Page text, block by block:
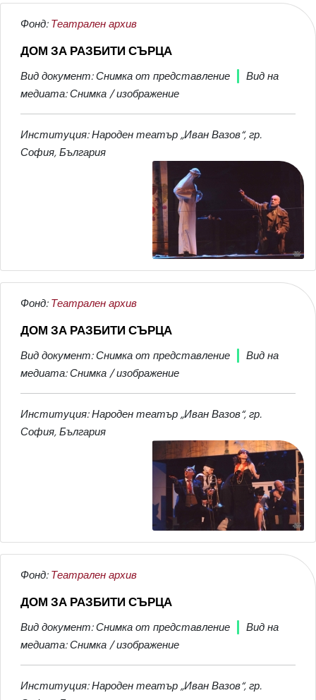
Фонд: Театрален архив
ДОМ ЗА РАЗБИТИ СЪРЦА
Вид документ: Снимка от представление
Вид на
медиата: Снимка / изображение
Институция: Народен театър „Иван Вазов“, гр.
София, България
Фонд: Театрален архив
ДОМ ЗА РАЗБИТИ СЪРЦА
Вид документ: Снимка от представление
Вид на
медиата: Снимка / изображение
Институция: Народен театър „Иван Вазов“, гр.
София, България
Фонд: Театрален архив
ДОМ ЗА РАЗБИТИ СЪРЦА
Вид документ: Снимка от представление
Вид на
медиата: Снимка / изображение
Институция: Народен театър „Иван Вазов“, гр.